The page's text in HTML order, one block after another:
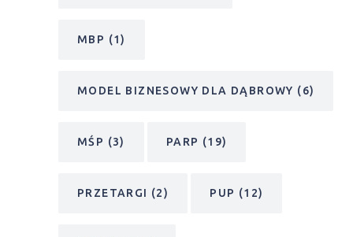
MBP (1)
MODEL BIZNESOWY DLA DĄBROWY (6)
MŚP (3) PARP (19)
PRZETARGI (2) PUP (12)